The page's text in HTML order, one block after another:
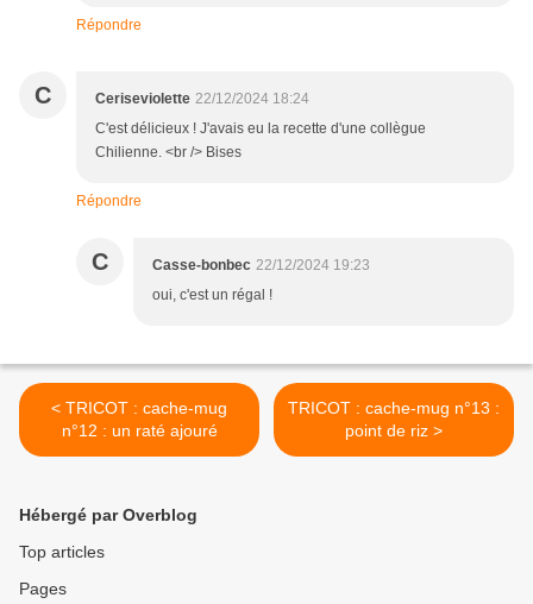
Répondre
C Ceriseviolette 22/12/2024 18:24
C'est délicieux ! J'avais eu la recette d'une collègue
Chilienne. <br /> Bises
Répondre
C Casse-bonbec 22/12/2024 19:23
oui, c'est un régal !
< TRICOT : cache-mug
n°12 : un raté ajouré
TRICOT : cache-mug n°13 :
point de riz >
Hébergé par Overblog
Top articles
Pages